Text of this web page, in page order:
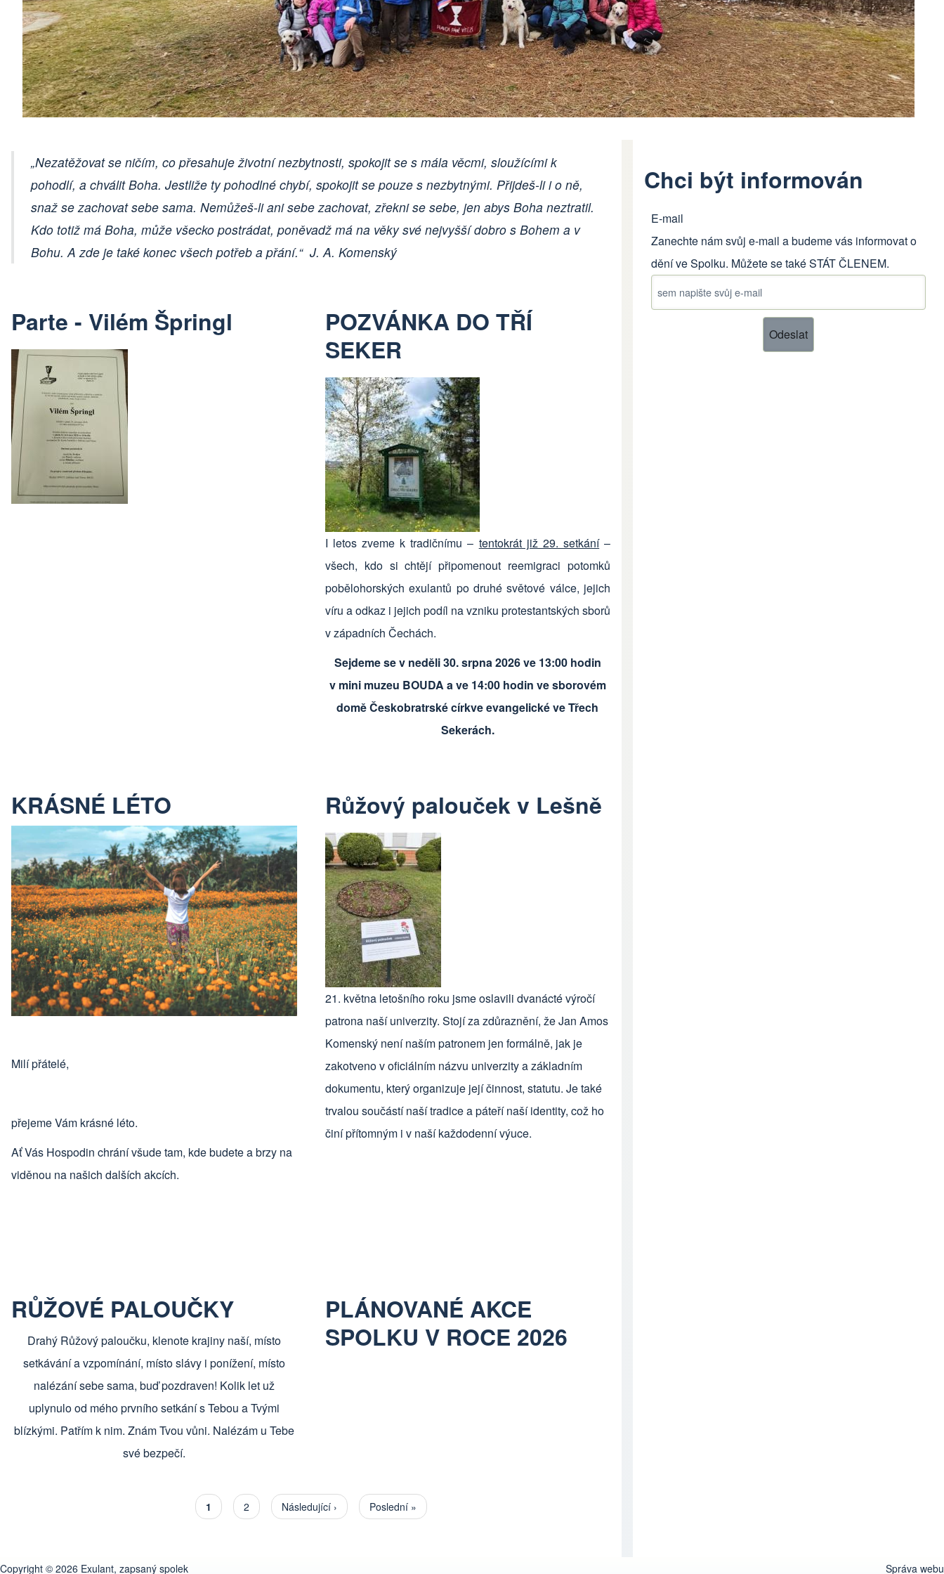
„Nezatěžovat se ničím, co přesahuje životní nezbytnosti, spokojit se s mála věcmi, sloužícími k
pohodlí, a chválit Boha. Jestliže ty pohodlné chybí, spokojit se pouze s nezbytnými. Přijdeš-li i o ně,
snaž se zachovat sebe sama. Nemůžeš-li ani sebe zachovat, zřekni se sebe, jen abys Boha neztratil.
Kdo totiž má Boha, může všecko postrádat, poněvadž má na věky své nejvyšší dobro s Bohem a v
Bohu. A zde je také konec všech potřeb a přání.“ J. A. Komenský
Parte - Vilém Špringl
POZVÁNKA DO TŘÍ
SEKER
I letos zveme k tradičnímu – tentokrát již 29. setkání–
všech, kdo si chtějí připomenout reemigraci potomků
pobělohorských exulantů po druhé světové válce, jejich
víru a odkaz i jejich podíl na vzniku protestantských sborů
v západních Čechách.
Sejdeme se v neděli 30. srpna 2026 ve 13:00 hodin
v mini muzeu BOUDA a ve 14:00 hodin ve sborovém
domě Českobratrské církve evangelické ve Třech
Sekerách.
KRÁSNÉ LÉTO
Milí přátelé,
přejeme Vám krásné léto.
Ať Vás Hospodin chrání všude tam, kde budete a brzy na
viděnou na našich dalších akcích.
Růžový palouček v Lešně
21. května letošního roku jsme oslavili dvanácté výročí
patrona naší univerzity. Stojí za zdůraznění, že Jan Amos
Komenský není naším patronem jen formálně, jak je
zakotveno v oficiálním názvu univerzity a základním
dokumentu, který organizuje její činnost, statutu. Je také
trvalou součástí naší tradice a páteří naší identity, což ho
činí přítomným i v naší každodenní výuce.
RŮŽOVÉ PALOUČKY
Drahý Růžový paloučku, klenote krajiny naší, místo
setkávání a vzpomínání, místo slávy i ponížení, místo
nalézání sebe sama, buď pozdraven! Kolik let už
uplynulo od mého prvního setkání s Tebou a Tvými
blízkými. Patřím k nim. Znám Tvou vůni. Nalézám u Tebe
své bezpečí.
PLÁNOVANÉ AKCE
SPOLKU V ROCE 2026
Pagination
Aktuální stránka
1 Stránka
2 Následující stránka
Následující › Poslední stránka
Poslední »
Chci být informován
E-mail
Zanechte nám svůj e-mail a budeme vás informovat o
dění ve Spolku. Můžete se takéSTÁT ČLENEM.
Copyright © 2026 Exulant, zapsaný spolek Správa webu